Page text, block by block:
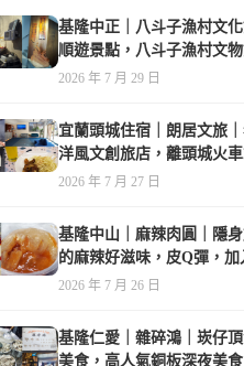
基隆中正｜八斗子漁村文
順遊景點，八斗子漁村文
的漁業文物，值得走訪
2026 年 7 月 29 日
宜蘭頭城住宿｜朗居文旅
洋風文創旅店，離頭城火
免費夜間宵夜，親子遊戲空
2026 年 7 月 27 日
基隆中山｜麻辣肉圓｜隱
的麻辣好滋味，皮Q彈，加
香氣誘人
2026 年 7 月 26 日
基隆仁愛｜雜碎鴻｜崁仔
美食，高人氣銅板深夜美食